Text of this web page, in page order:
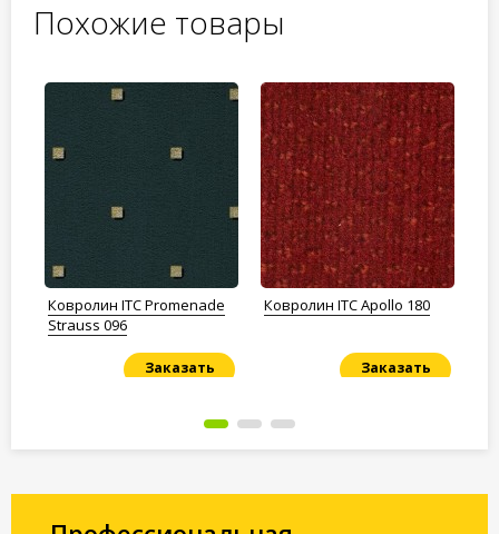
Похожие товары
Ковролин ITC Promenade
Strauss 096
Заказать
Ковролин ITC Apollo 180
Заказать